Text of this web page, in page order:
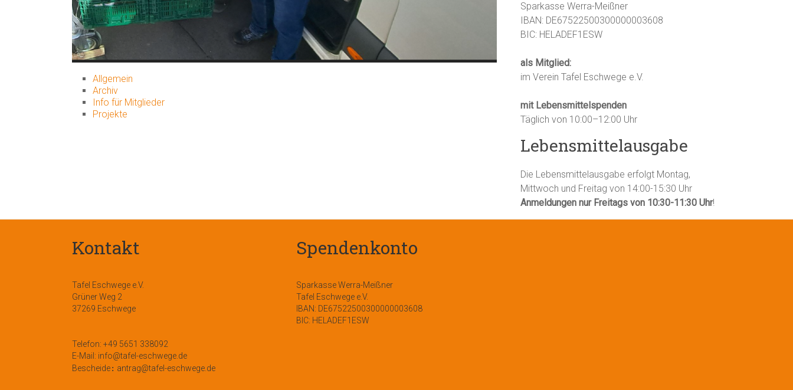
Allgemein
Archiv
Info für Mitglieder
Projekte
Sparkasse Werra-Meißner
IBAN: DE67522500300000003608
BIC: HELADEF1ESW
als Mitglied:
im Verein Tafel Eschwege e.V.
mit Lebensmittelspenden
Täglich von 10:00–12:00 Uhr
Lebensmittelausgabe
Die Lebensmittelausgabe erfolgt Montag,
Mittwoch und Freitag von 14:00-15:30 Uhr
Anmeldungen nur Freitags von 10:30-11:30 Uhr!
Kontakt
Tafel Eschwege e.V.
Grüner Weg 2
37269 Eschwege
Telefon: +49 5651 338092
E-Mail: info@tafel-eschwege.de
Bescheide: antrag@tafel-eschwege.de
Spendenkonto
Sparkasse Werra-Meißner
Tafel Eschwege e.V.
IBAN: DE67522500300000003608
BIC: HELADEF1ESW